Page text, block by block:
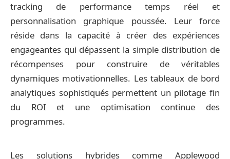
tracking de performance temps réel et
personnalisation graphique poussée. Leur force
réside dans la capacité à créer des expériences
engageantes qui dépassent la simple distribution de
récompenses pour construire de véritables
dynamiques motivationnelles. Les tableaux de bord
analytiques sophistiqués permettent un pilotage fin
du ROI et une optimisation continue des
programmes.
Les solutions hybrides comme Applewood